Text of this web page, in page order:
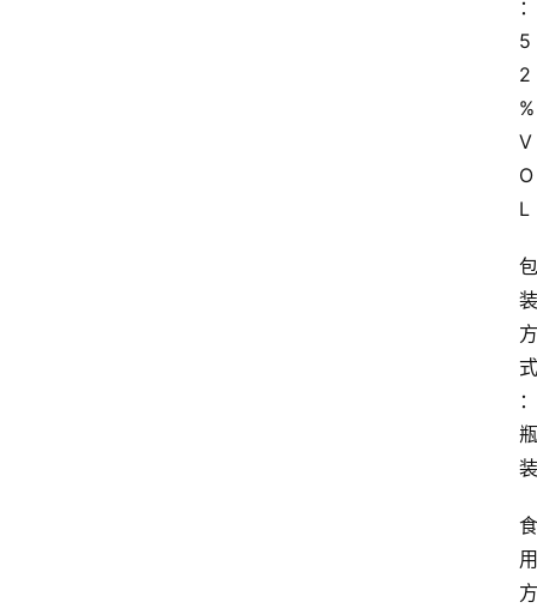
：
5
2
%
V
O
L
包
装
方
式
：
瓶
装
食
用
方